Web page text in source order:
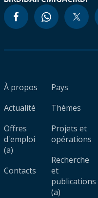
À propos
Actualité
Offres
d'emploi
(a)
Contacts
Pays
Thèmes
Projets et
opérations
Recherche
et
publications
(a)